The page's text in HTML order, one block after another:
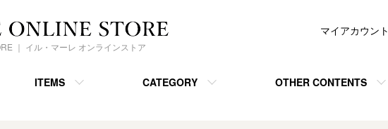
｜ イル・マーレ オンラインストア
ITEMS CATEGORY OTHER CONTENTS
マイアカウント